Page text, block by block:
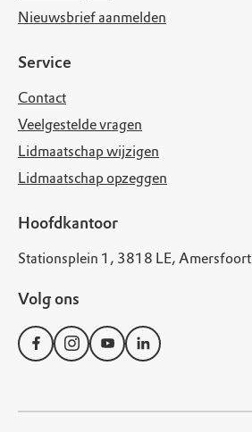
Nieuwsbrief aanmelden
Service
Contact
Veelgestelde vragen
Lidmaatschap wijzigen
Lidmaatschap opzeggen
Hoofdkantoor
Stationsplein 1, 3818 LE, Amersfoort
Volg ons